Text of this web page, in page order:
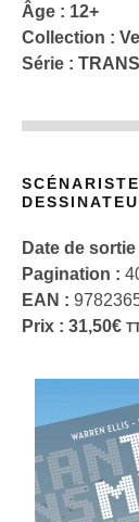
Âge : 12+
Collection :
Série :
Date de sortie
Pagination :
EAN :
Prix : 31,50€